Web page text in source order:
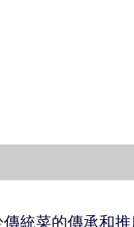
統菜的傳承和